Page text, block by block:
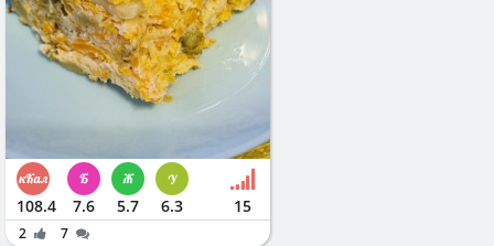
108.4 7.6 5.7 6.3 15
2 7